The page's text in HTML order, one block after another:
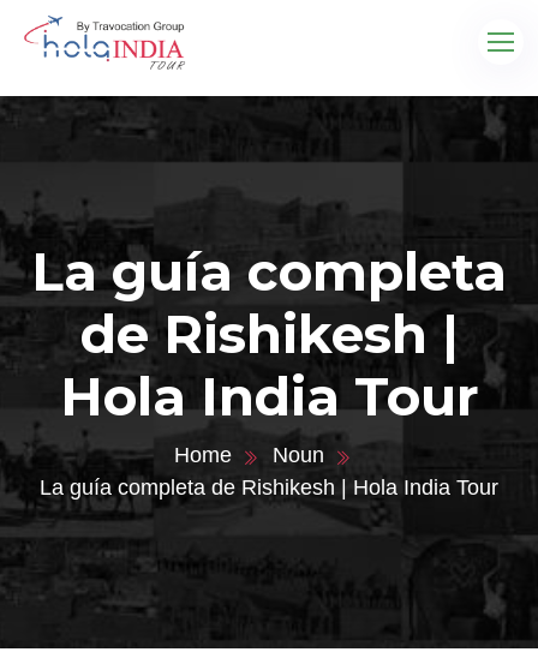
La guía completa
de Rishikesh |
Hola India Tour
Home
Noun
La guía completa de Rishikesh | Hola India Tour